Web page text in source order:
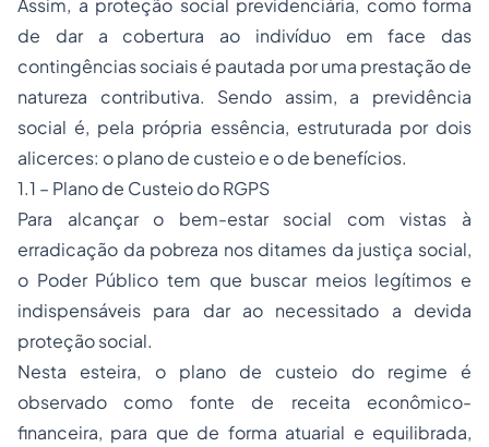
Assim, a proteção social previdenciária, como forma
de dar a cobertura ao indivíduo em face das
contingências sociais é pautada por uma prestação de
natureza contributiva. Sendo assim, a previdência
social é, pela própria essência, estruturada por dois
alicerces: o plano de custeio e o de benefícios.
1.1 – Plano de Custeio do RGPS
Para alcançar o bem-estar social com vistas à
erradicação da pobreza nos ditames da justiça social,
o Poder Público tem que buscar meios legítimos e
indispensáveis para dar ao necessitado a devida
proteção social.
Nesta esteira, o plano de custeio do regime é
observado como fonte de receita econômico-
financeira, para que de forma atuarial e equilibrada,